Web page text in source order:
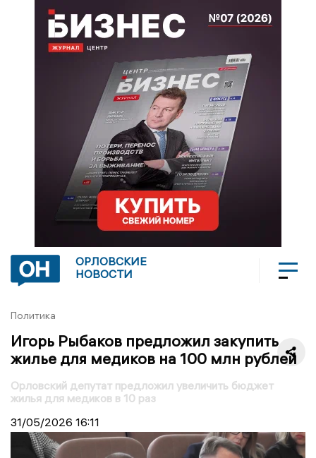
ОРЛОВСКИЕ
НОВОСТИ
Политика
Игорь Рыбаков предложил закупить
жилье для медиков на 100 млн рублей
Орловский депутат предложил увеличить бюджет
жилья для медиков в 10 раз
31/05/2026 16:11